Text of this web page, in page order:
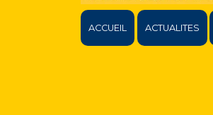
ACCUEIL ACTUALITES